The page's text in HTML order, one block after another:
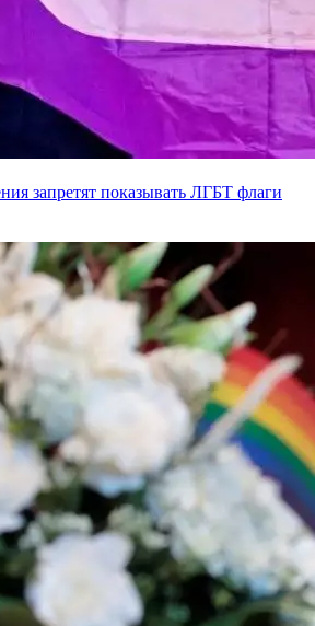
запретят показывать ЛГБТ флаги